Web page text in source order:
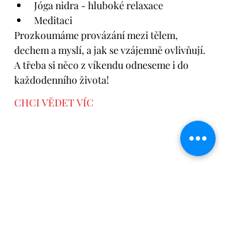
Jóga nidra - hluboké relaxace
Meditaci
Prozkoumáme provázání mezi tělem,
dechem a myslí, a jak se vzájemně ovlivňují.
A třeba si něco z víkendu odneseme i do
každodenního života!
CHCI VĚDET VÍC